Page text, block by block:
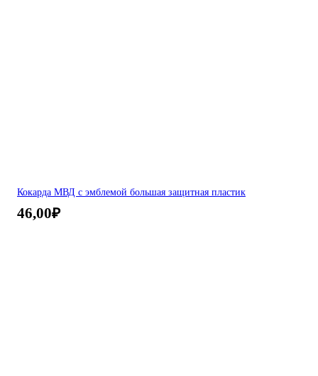
Кокарда МВД с эмблемой большая защитная пластик
46,00₽